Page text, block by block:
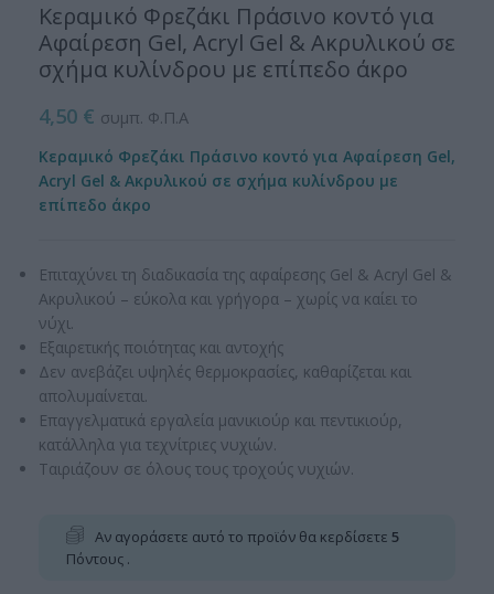
Κεραμικό Φρεζάκι Πράσινο κοντό για
Αφαίρεση Gel, Acryl Gel & Ακρυλικού σε
σχήμα κυλίνδρου με επίπεδο άκρο
4,50 € συμπ. Φ.Π.Α
Κεραμικό Φρεζάκι Πράσινο κοντό για Αφαίρεση Gel,
Acryl Gel & Ακρυλικού σε σχήμα κυλίνδρου με
επίπεδο άκρο
Επιταχύνει τη διαδικασία της αφαίρεσης Gel & Acryl Gel &
Ακρυλικού – εύκολα και γρήγορα – χωρίς να καίει το
νύχι.
Εξαιρετικής ποιότητας και αντοχής
Δεν ανεβάζει υψηλές θερμοκρασίες, καθαρίζεται και
απολυμαίνεται.
Επαγγελματικά εργαλεία μανικιούρ και πεντικιούρ,
κατάλληλα για τεχνίτριες νυχιών.
Ταιριάζουν σε όλους τους τροχούς νυχιών.
Αν αγοράσετε αυτό το προϊόν θα κερδίσετε 5
Πόντους .